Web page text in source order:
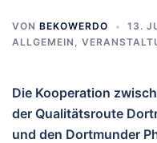
VON BEKOWERDO
13.
ALLGEMEIN ,
Die Kooperation
der Qualitätsroute
und den Dortmunder